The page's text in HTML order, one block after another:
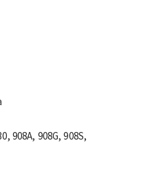
908A, 908G, 908S,